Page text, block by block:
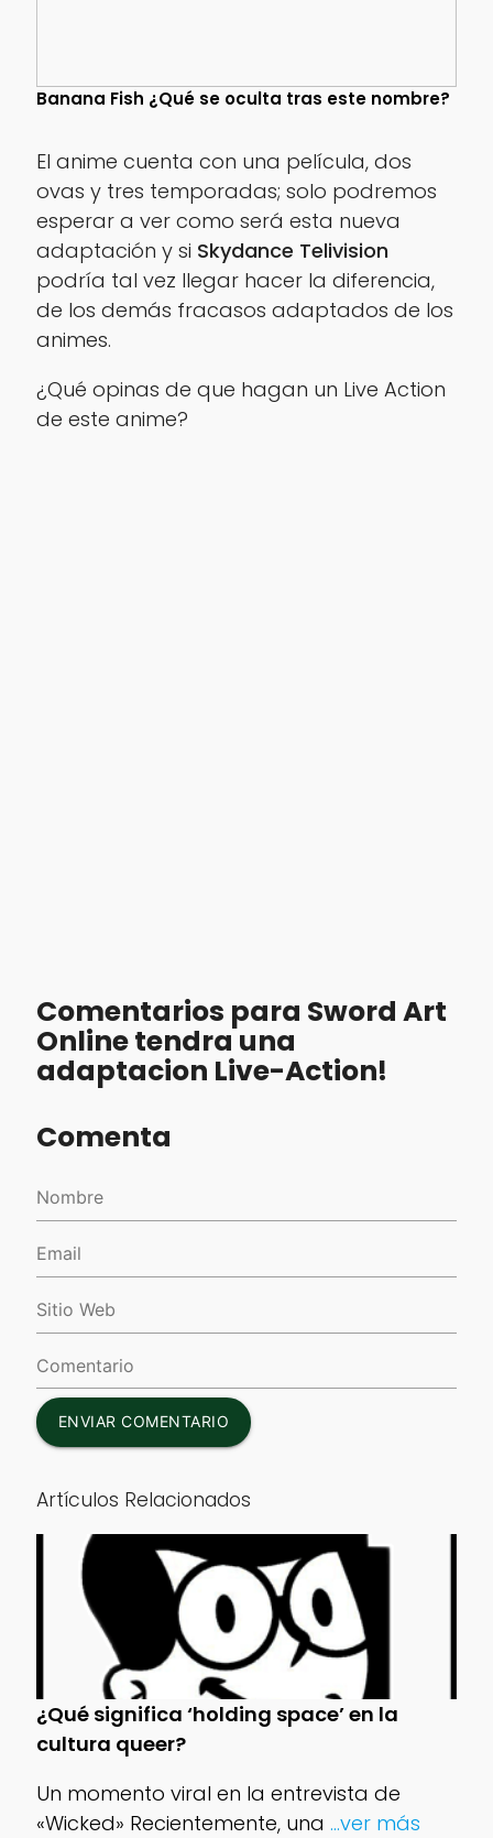
Banana Fish ¿Qué se oculta tras este nombre?
El anime cuenta con una película, dos
ovas y tres temporadas; solo podremos
esperar a ver como será esta nueva
adaptación y si Skydance Telivision
podría tal vez llegar hacer la diferencia,
de los demás fracasos adaptados de los
animes.
¿Qué opinas de que hagan un Live Action
de este anime?
Comentarios para Sword Art
Online tendra una
adaptacion Live-Action!
Comenta
ENVIAR COMENTARIO
Artículos Relacionados
¿Qué significa ‘holding space’ en la
cultura queer?
Un momento viral en la entrevista de
«Wicked» Recientemente, una ...ver más